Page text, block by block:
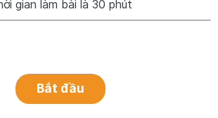
gian làm bài là 30 phút